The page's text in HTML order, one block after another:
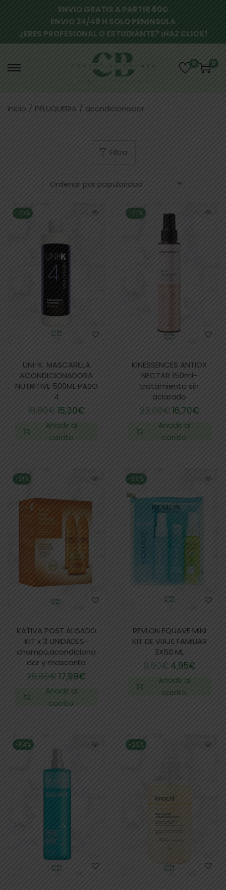
ENVIO GRATIS A PARTIR 60€
ENVIO 24/48 H SOLO PENINSULA
¿ERES PROFESIONAL O ESTUDIANTE? ¡HAZ CLICK!
0 0
Inicio / PELUQUERIA / acondicionador
Filtro
-23%
UNI-K. MASCARILLA
ACONDICIONADORA
NUTRITIVE 500ML PASO
4
19,80€15,30€
Añadir al
carrito
-27%
KINESSENCES ANTIOX
NECTAR 150ml-
tratamiento sin
aclarado
23,00€16,70€
Añadir al
carrito
-31%
KATIVA POST ALISADO
KIT x 3 UNIDADES-
champú,acondiciona
dor y mascarilla
25,90€17,99€
Añadir al
carrito
-50%
REVLON EQUAVE MINI
KIT DE VIAJE FAMILIAR
3X50 ML
9,90€ 4,95€
Añadir al
carrito
-54% -26%